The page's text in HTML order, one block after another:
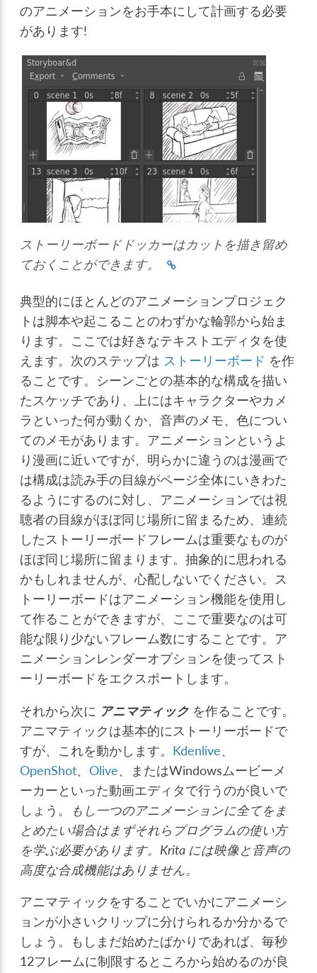
のアニメーションをお手本にして計画する必要
があります!
ストーリーボードドッカーはカットを描き留め
ておくことができます。
典型的にほとんどのアニメーションプロジェク
トは脚本や起こることのわずかな輪郭から始ま
ります。ここでは好きなテキストエディタを使
えます。次のステップは ストーリーボード を作
ることです。シーンごとの基本的な構成を描い
たスケッチであり、上にはキャラクターやカメ
ラといった何が動くか、音声のメモ、色につい
てのメモがあります。アニメーションというよ
り漫画に近いですが、明らかに違うのは漫画で
は構成は読み手の目線がページ全体にいきわた
るようにするのに対し、アニメーションでは視
聴者の目線がほぼ同じ場所に留まるため、連続
したストーリーボードフレームは重要なものが
ほぼ同じ場所に留まります。抽象的に思われる
かもしれませんが、心配しないでください。ス
トーリーボードはアニメーション機能を使用し
て作ることができますが、ここで重要なのは可
能な限り少ないフレーム数にすることです。ア
ニメーションレンダーオプションを使ってスト
ーリーボードをエクスポートします。
それから次に アニマティック を作ることです。
アニマティックは基本的にストーリーボードで
すが、これを動かします。 Kdenlive、
OpenShot、Olive、またはWindowsムービーメ
ーカーといった動画エディタで行うのが良いで
しょう。
もし一つのアニメーションに全てをま
とめたい場合はまずそれらプログラムの使い方
を学ぶ必要があります。Krita には映像と音声の
高度な合成機能はありません。
アニマティックをすることでいかにアニメーシ
ョンが小さいクリップに分けられるか分かるで
しょう。もしまだ始めたばかりであれば、毎秒
12フレームに制限するところから始めるのが良